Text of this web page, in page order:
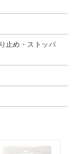
止め・ストッパ